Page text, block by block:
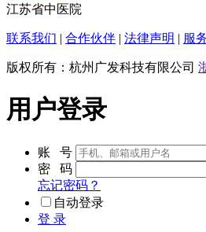
江苏省中医院
联系我们 | 合作伙伴 | 法律声明 | 服
版权所有：杭州广发科技有限公司
用户登录
账 号
密 码
忘记密码？
自动登录
登 录